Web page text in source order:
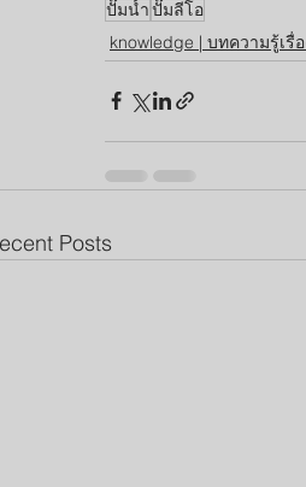
ปั๊มน้ำปั๊มลีโอ
knowledge | บทความรู้เรื่
Posts